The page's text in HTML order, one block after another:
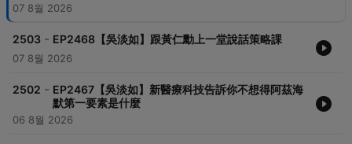
07 8월 2026
2503 - EP2468【吳淡如】跟黃仁勳上一堂說話策略課
07 8월 2026
2502 - EP2467【吳淡如】新醫療科技告訴你不想得阿茲海
默第一要素是什麼
06 8월 2026